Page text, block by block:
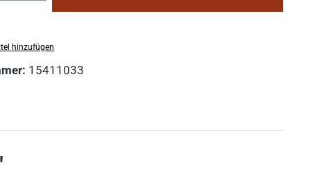
hinzufügen
15411033